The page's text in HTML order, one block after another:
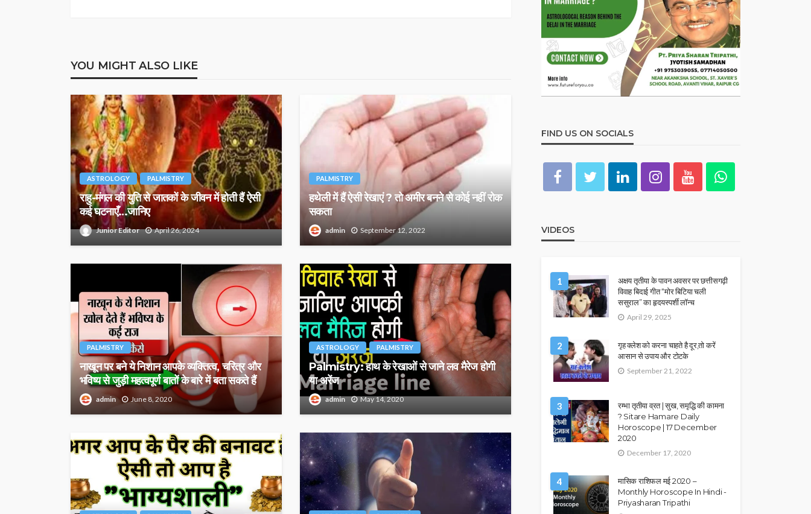
YOU MIGHT ALSO LIKE
ASTROLOGY PALMISTRY
राहु-मंगल की युति से जातकों के जीवन में होती हैं ऐसी
कई घटनाएँ…जानिए
Junior Editor April 26, 2024
PALMISTRY
हथेली में हैं ऐसी रेखाएं ? तो अमीर बनने से कोई नहीं रोक
सकता
admin September 12, 2022
PALMISTRY
नाखून पर बने ये निशान आपके व्‍यक्‍तित्‍व, चरित्र और
भविष्‍य से जुड़ी महत्‍वपूर्ण बातों के बारे में बता सकते हैं
admin June 8, 2020
ASTROLOGY PALMISTRY
Palmistry: हाथ के रेखाओं से जाने लव मैरेज होगी
या अरेंज
admin May 14, 2020
FIND US ON SOCIALS
VIDEOS
1
अक्षय तृतीया के पावन अवसर पर छत्तीसगढ़ी
विवाह बिदाई गीत “मोर बिटिया चली
ससुराल” का हृदयस्पर्शी लॉन्च
April 29, 2025
2
गृह क्लेश को करना चाहते है दूर,तो करें
आसान से उपाय और टोटके
September 21, 2022
3
रम्भा तृतीया व्रत | सुख, समृद्धि की कामना
? Sitare Hamare Daily
Horoscope | 17 December
2020
December 17, 2020
4
मासिक राशिफल मई 2020 –
Monthly Horoscope In Hindi -
Priyasharan Tripathi